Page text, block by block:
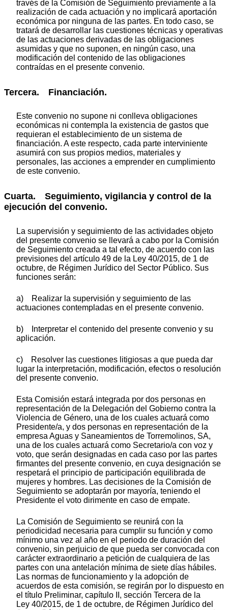
través de la Comisión de Seguimiento previamente a la
realización de cada actuación y no implicará aportación
económica por ninguna de las partes. En todo caso, se
tratará de desarrollar las cuestiones técnicas y operativas
de las actuaciones derivadas de las obligaciones
asumidas y que no suponen, en ningún caso, una
modificación del contenido de las obligaciones
contraídas en el presente convenio.
Tercera. Financiación.
Este convenio no supone ni conlleva obligaciones
económicas ni contempla la existencia de gastos que
requieran el establecimiento de un sistema de
financiación. A este respecto, cada parte interviniente
asumirá con sus propios medios, materiales y
personales, las acciones a emprender en cumplimiento
de este convenio.
Cuarta. Seguimiento, vigilancia y control de la
ejecución del convenio.
La supervisión y seguimiento de las actividades objeto
del presente convenio se llevará a cabo por la Comisión
de Seguimiento creada a tal efecto, de acuerdo con las
previsiones del artículo 49 de la Ley 40/2015, de 1 de
octubre, de Régimen Jurídico del Sector Público. Sus
funciones serán:
a) Realizar la supervisión y seguimiento de las
actuaciones contempladas en el presente convenio.
b) Interpretar el contenido del presente convenio y su
aplicación.
c) Resolver las cuestiones litigiosas a que pueda dar
lugar la interpretación, modificación, efectos o resolución
del presente convenio.
Esta Comisión estará integrada por dos personas en
representación de la Delegación del Gobierno contra la
Violencia de Género, una de los cuales actuará como
Presidente/a, y dos personas en representación de la
empresa Aguas y Saneamientos de Torremolinos, SA,
una de los cuales actuará como Secretario/a con voz y
voto, que serán designadas en cada caso por las partes
firmantes del presente convenio, en cuya designación se
respetará el principio de participación equilibrada de
mujeres y hombres. Las decisiones de la Comisión de
Seguimiento se adoptarán por mayoría, teniendo el
Presidente el voto dirimente en caso de empate.
La Comisión de Seguimiento se reunirá con la
periodicidad necesaria para cumplir su función y como
mínimo una vez al año en el periodo de duración del
convenio, sin perjuicio de que pueda ser convocada con
carácter extraordinario a petición de cualquiera de las
partes con una antelación mínima de siete días hábiles.
Las normas de funcionamiento y la adopción de
acuerdos de esta comisión, se regirán por lo dispuesto en
el título Preliminar, capítulo II, sección Tercera de la
Ley 40/2015, de 1 de octubre, de Régimen Jurídico del